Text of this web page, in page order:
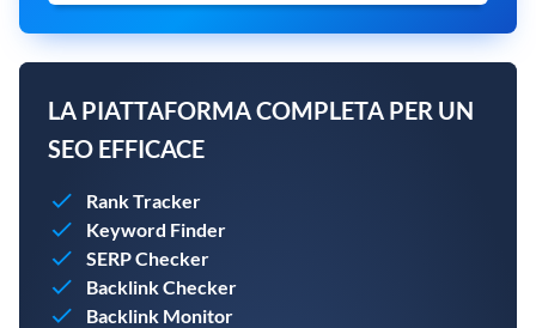
LA PIATTAFORMA COMPLETA PER UN
SEO EFFICACE
Rank Tracker
Keyword Finder
SERP Checker
Backlink Checker
Backlink Monitor